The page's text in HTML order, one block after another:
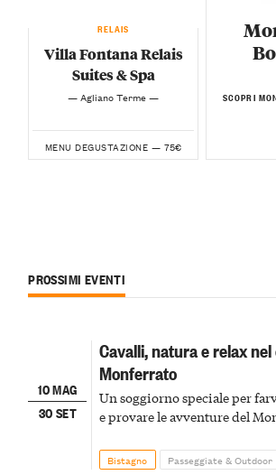
RELAIS
Villa Fontana Relais
Suites & Spa
— Agliano Terme —
MENU DEGUSTAZIONE — 75€
SCOPRI
PROSSIMI EVENTI
10 MAG
30 SET
Cavalli, natura e relax
Monferrato
Un soggiorno speciale per
e provare le avventure del
Bistagno Passeggiate & Outdoor